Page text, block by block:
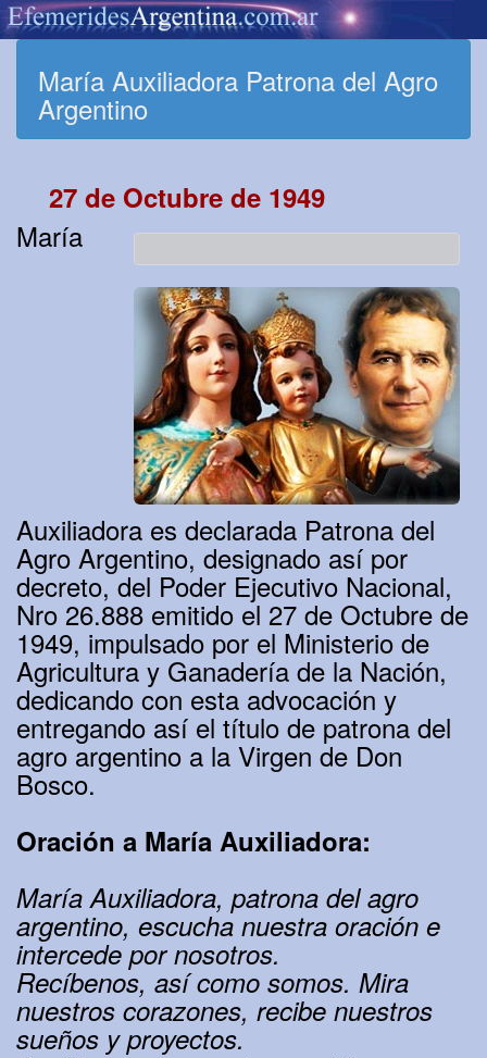
María Auxiliadora Patrona del Agro
Argentino
27 de Octubre de 1949
María
Auxiliadora es declarada Patrona del
Agro Argentino, designado así por
decreto, del Poder Ejecutivo Nacional,
Nro 26.888 emitido el 27 de Octubre de
1949, impulsado por el Ministerio de
Agricultura y Ganadería de la Nación,
dedicando con esta advocación y
entregando así el título de patrona del
agro argentino a la Virgen de Don
Bosco.
Oración a María Auxiliadora:
María Auxiliadora, patrona del agro
argentino, escucha nuestra oración e
intercede por nosotros.
Recíbenos, así como somos. Mira
nuestros corazones, recibe nuestros
sueños y proyectos.